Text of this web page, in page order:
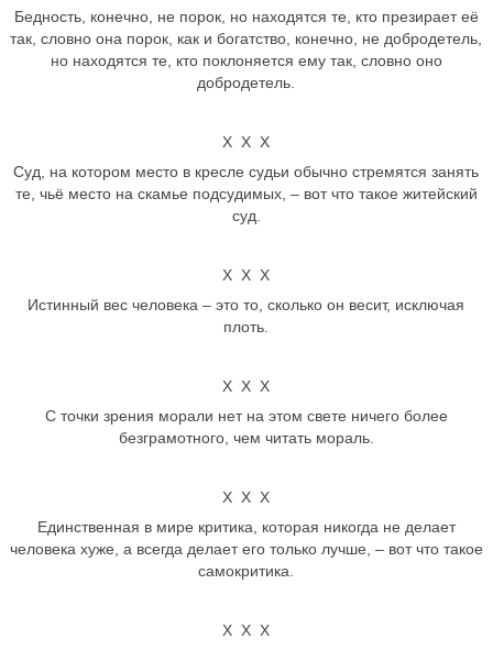
Бедность, конечно, не порок, но находятся те, кто презирает её
так, словно она порок, как и богатство, конечно, не добродетель,
но находятся те, кто поклоняется ему так, словно оно
добродетель.
Х Х Х
Суд, на котором место в кресле судьи обычно стремятся занять
те, чьё место на скамье подсудимых, – вот что такое житейский
суд.
Х Х Х
Истинный вес человека – это то, сколько он весит, исключая
плоть.
Х Х Х
С точки зрения морали нет на этом свете ничего более
безграмотного, чем читать мораль.
Х Х Х
Единственная в мире критика, которая никогда не делает
человека хуже, а всегда делает его только лучше, – вот что такое
самокритика.
Х Х Х